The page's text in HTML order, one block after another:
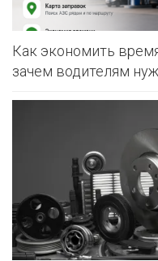
Как экономить
зачем водителям